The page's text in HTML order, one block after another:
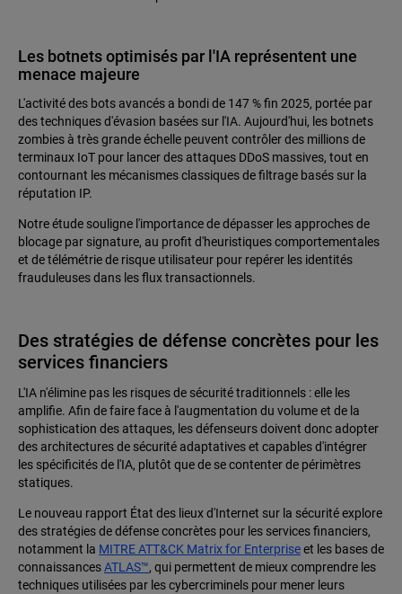
Les botnets optimisés par l'IA représentent une
menace majeure
L'activité des bots avancés a bondi de 147 % fin 2025, portée par
des techniques d'évasion basées sur l'IA. Aujourd'hui, les botnets
zombies à très grande échelle peuvent contrôler des millions de
terminaux IoT pour lancer des attaques DDoS massives, tout en
contournant les mécanismes classiques de filtrage basés sur la
réputation IP.
Notre étude souligne l'importance de dépasser les approches de
blocage par signature, au profit d'heuristiques comportementales
et de télémétrie de risque utilisateur pour repérer les identités
frauduleuses dans les flux transactionnels.
Des stratégies de défense concrètes pour les
services financiers
L'IA n'élimine pas les risques de sécurité traditionnels : elle les
amplifie. Afin de faire face à l'augmentation du volume et de la
sophistication des attaques, les défenseurs doivent donc adopter
des architectures de sécurité adaptatives et capables d'intégrer
les spécificités de l'IA, plutôt que de se contenter de périmètres
statiques.
Le nouveau rapport État des lieux d'Internet sur la sécurité explore
des stratégies de défense concrètes pour les services financiers,
notamment la MITRE ATT&CK Matrix for Enterpriseet les bases de
connaissancesATLAS™, qui permettent de mieux comprendre les
techniques utilisées par les cybercriminels pour mener leurs